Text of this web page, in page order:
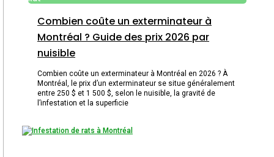
Combien coûte un exterminateur à
Montréal ? Guide des prix 2026 par
nuisible
Combien coûte un exterminateur à Montréal en 2026 ? À
Montréal, le prix d’un exterminateur se situe généralement
entre 250 $ et 1 500 $, selon le nuisible, la gravité de
l’infestation et la superficie